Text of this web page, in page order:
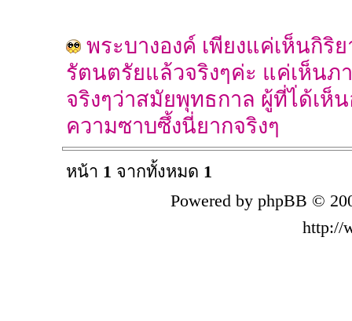
พระบางองค์ เพียงแค่เห็นกิริ
รัตนตรัยแล้วจริงๆค่ะ แค่เห็นภ
จริงๆว่าสมัยพุทธกาล ผู้ที่ไ่ด้เห็
ความซาบซึ้งนี่ยากจริงๆ
หน้า 1 จากทั้งหมด 1
Powered by phpBB ©
http://